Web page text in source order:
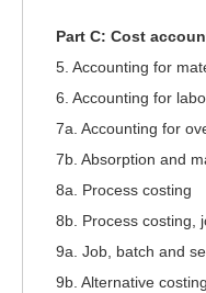
Part C: Cost
5. Accounting for
6. Accounting for
7a. Accounting for
7b. Absorption and
8a. Process costing
8b. Process costing,
9a. Job, batch and
9b. Alternative